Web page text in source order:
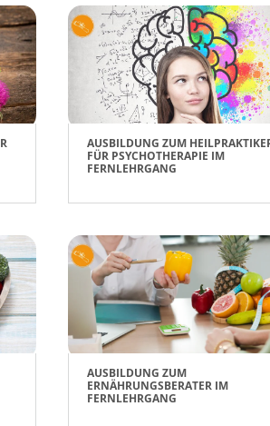
AUSBILDUNG ZUM
FÜR PSYCHOTHERAPIE IM
FERNLEHRGANG
AUSBILDUNG ZUM
ERNÄHRUNGSBERATER IM
FERNLEHRGANG